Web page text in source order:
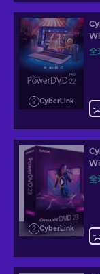
CyberLink
全
CyberLink
全